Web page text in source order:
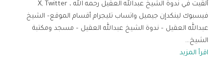
ألقيت في ندوة الشيخ عبدالله العقيل رحمه الله ، X, Twitter
فيسبوك لينكدإن جيميل واتساب تليجرام أقسام الموقع– الشيخ
عبدالله العقيل – ندوة الشيخ عبدالله العقيل – مسجد ومكتبة
الشيخ...
اقرأ المزيد